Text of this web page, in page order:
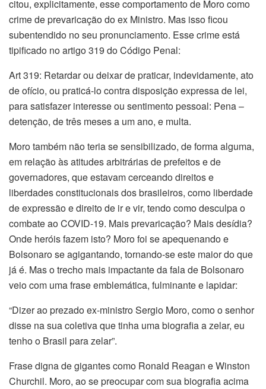
citou, explicitamente, esse comportamento de Moro como
crime de prevaricação do ex Ministro. Mas isso ficou
subentendido no seu pronunciamento. Esse crime está
tipificado no artigo 319 do Código Penal:
Art 319: Retardar ou deixar de praticar, indevidamente, ato
de ofício, ou praticá-lo contra disposição expressa de lei,
para satisfazer interesse ou sentimento pessoal: Pena –
detenção, de três meses a um ano, e multa.
Moro também não teria se sensibilizado, de forma alguma,
em relação às atitudes arbitrárias de prefeitos e de
governadores, que estavam cerceando direitos e
liberdades constitucionais dos brasileiros, como liberdade
de expressão e direito de ir e vir, tendo como desculpa o
combate ao COVID-19. Mais prevaricação? Mais desídia?
Onde heróis fazem isto? Moro foi se apequenando e
Bolsonaro se agigantando, tornando-se este maior do que
já é. Mas o trecho mais impactante da fala de Bolsonaro
veio com uma frase emblemática, fulminante e lapidar:
“Dizer ao prezado ex-ministro Sergio Moro, como o senhor
disse na sua coletiva que tinha uma biografia a zelar, eu
tenho o Brasil para zelar”.
Frase digna de gigantes como Ronald Reagan e Winston
Churchil. Moro, ao se preocupar com sua biografia acima